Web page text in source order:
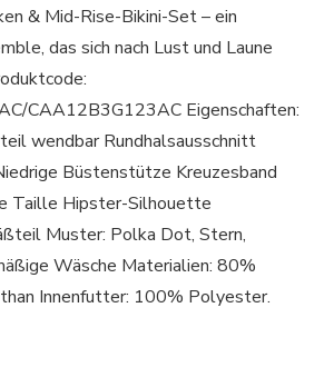
& Mid-Rise-Bikini-Set – ein
das sich nach Lust und Laune
CAA12B3G123AC Eigenschaften:
wendbar Rundhalsausschnitt
Büstenstütze Kreuzesband
Taille Hipster-Silhouette
Muster: Polka Dot, Stern,
Wäsche Materialien: 80%
Innenfutter: 100% Polyester.